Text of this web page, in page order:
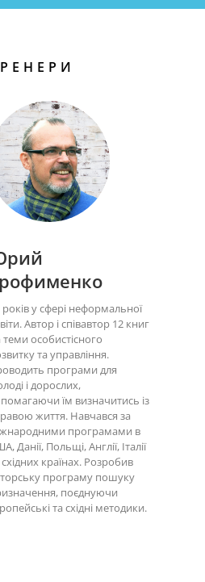
років у сфері неформальної
Автор і співавтор 12 книг
теми особистісного
та управління.
програми для
і дорослих,
їм визначитись із
життя. Навчався за
програмами в
Данії, Польщі, Англії, Італії
східних країнах. Розробив
програму пошуку
поєднуючи
та східні методики.